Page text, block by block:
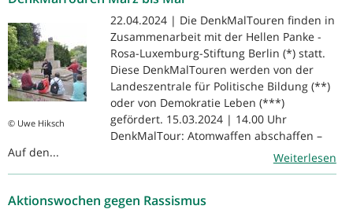
© Uwe Hiksch
22.04.2024 | Die DenkMalTouren finden in
Zusammenarbeit mit der Hellen Panke -
Rosa-Luxemburg-Stiftung Berlin (*) statt.
Diese DenkMalTouren werden von der
Landeszentrale für Politische Bildung (**)
oder von Demokratie Leben (***)
gefördert. 15.03.2024 | 14.00 Uhr
DenkMalTour: Atomwaffen abschaffen –
Auf den...
Weiterlesen
Aktionswochen gegen Rassismus